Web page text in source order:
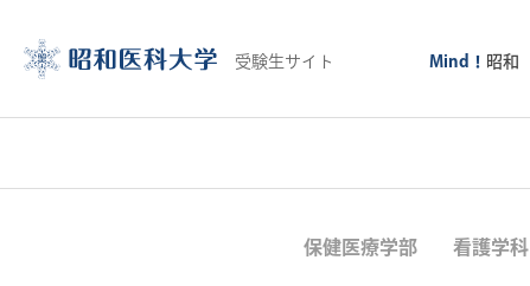
受験生サイト Mind！ 昭和
保健医療学部 看護学科